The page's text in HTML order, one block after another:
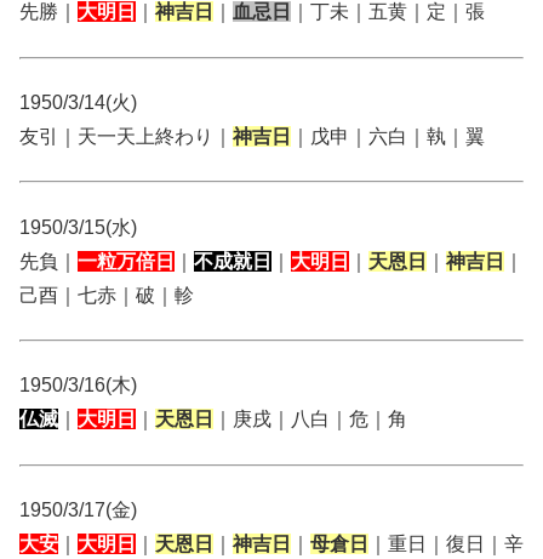
先勝｜ 大明日 神吉日 血忌日 ｜丁未｜五黄｜定｜張
1950/3/14(火)
友引｜天一天上終わり｜ 神吉日 ｜戊申｜六白｜執｜翼
1950/3/15(水)
先負｜ 一粒万倍日 不成就日 大明日 天恩日 神吉日
己酉｜七赤｜破｜軫
1950/3/16(木)
仏滅
大明日 天恩日 ｜庚戌｜八白｜危｜角
1950/3/17(金)
大安
大明日 天恩日 神吉日 母倉日 ｜重日｜復日｜辛